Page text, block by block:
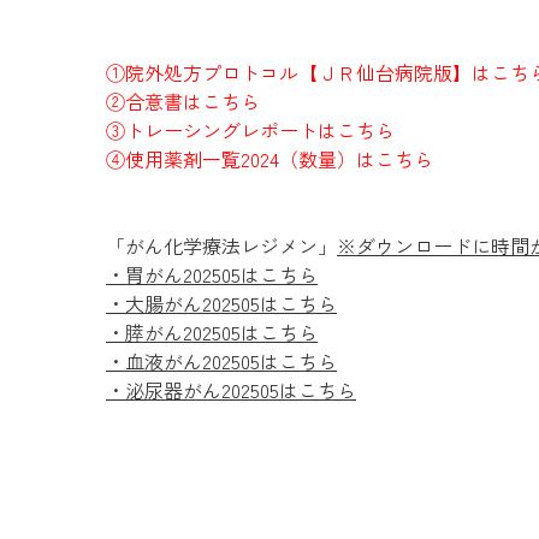
①院外処方プロトコル【ＪＲ仙台病院版】はこち
②合意書はこちら
③トレーシングレポートはこちら
④使用薬剤一覧2024（数量） はこちら
「がん化学療法レジメン」 ※ダウンロードに時間
・胃がん202505はこちら
・ 大腸がん202505はこちら
・ 膵がん202505はこちら
・ 血液がん202505はこちら
・ 泌尿器がん202505はこちら